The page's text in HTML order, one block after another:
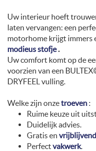
Uw interieur hoeft
laten vervangen: een
motorhome krijgt immers
modieus stofje.
Uw comfort komt op de
voorzien van een
DRYFEEL vulling.
Welke zijn onzetroeven :
Ruime keuze uit
Duidelijk advies.
Gratis en
Perfectvakwerk.